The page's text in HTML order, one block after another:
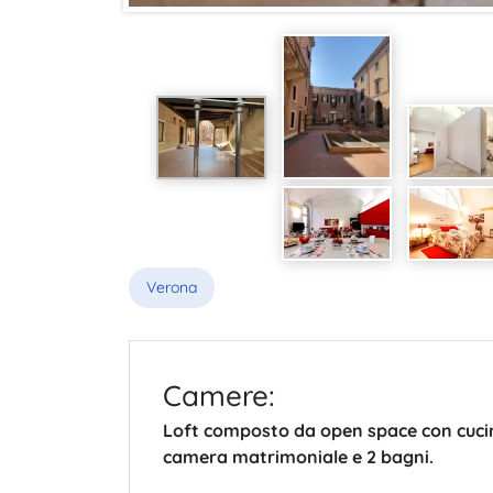
Verona
Camere:
Loft composto da open space con
camera matrimoniale e 2 bagni.